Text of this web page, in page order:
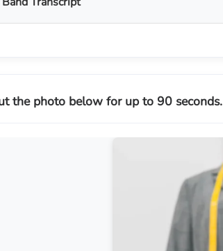
the photo below for up to 90 seconds.